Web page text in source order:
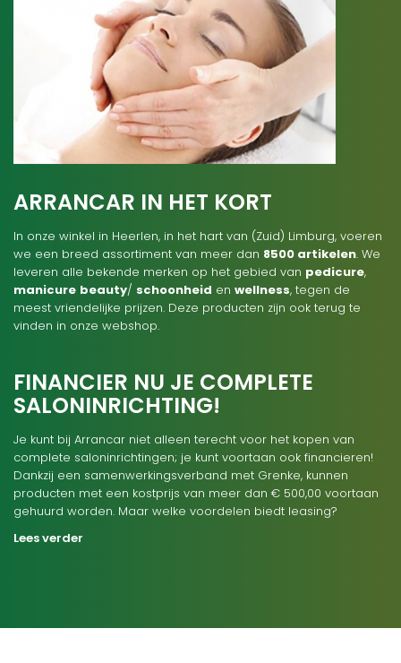
ARRANCAR IN HET KORT
In onze winkel in Heerlen, in het hart van (Zuid) Limburg, voeren
we een breed assortiment van meer dan 8500 artikelen. We
leveren alle bekende merken op het gebied van pedicure,
manicure beauty/ schoonheid en wellness, tegen de
meest vriendelijke prijzen. Deze producten zijn ook terug te
vinden in onze webshop.
FINANCIER NU JE COMPLETE
SALONINRICHTING!
Je kunt bij Arrancar niet alleen terecht voor het kopen van
complete saloninrichtingen; je kunt voortaan ook financieren!
Dankzij een samenwerkingsverband met Grenke, kunnen
producten met een kostprijs van meer dan € 500,00 voortaan
gehuurd worden. Maar welke voordelen biedt leasing?
Lees verder